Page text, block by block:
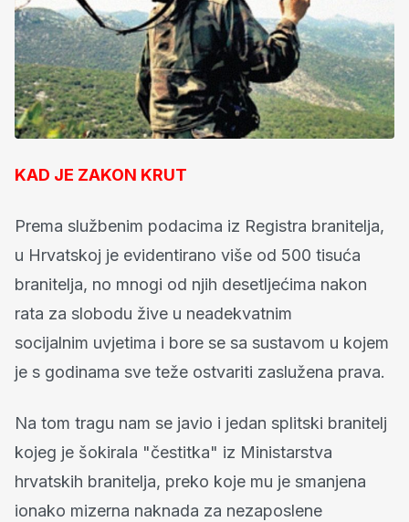
KAD JE ZAKON KRUT
Prema službenim podacima iz Registra branitelja,
u Hrvatskoj je evidentirano više od 500 tisuća
branitelja, no mnogi od njih desetljećima nakon
rata za slobodu žive u neadekvatnim
socijalnim uvjetima i bore se sa sustavom u kojem
je s godinama sve teže ostvariti zaslužena prava.
Na tom tragu nam se javio i jedan splitski branitelj
kojeg je šokirala "čestitka" iz Ministarstva
hrvatskih branitelja, preko koje mu je smanjena
ionako mizerna naknada za nezaposlene